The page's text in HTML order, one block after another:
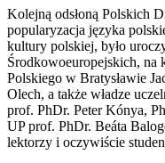
Kolejną odsłoną Polskich
popularyzacja języka
kultury polskiej, było
Środkowoeuropejskich, na
Polskiego w Bratysławie
Olech, a także władze
prof. PhDr. Peter Kónya,
UP prof. PhDr. Beáta
lektorzy i oczywiście